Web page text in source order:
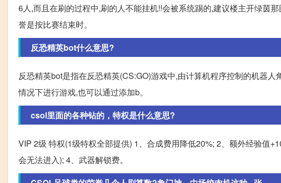
6人,而且在刷的过程中,刷的人不能挂机!!会被系统踢的,建议楼主开绿茵
誉是按比赛结束时。
反恐精英bot什么意思?
反恐精英bot是指在反恐精英(CS:GO)游戏中,由计算机程序控制的机器
情况下进行游戏,也可以通过添加b。
csol里面的各种钻的，特权是什么意思?
VIP 2级 特权(1级特权全部提供) 1、合成费用降低20%; 2、额外经验值
会无法进入); 4、武器解锁费。